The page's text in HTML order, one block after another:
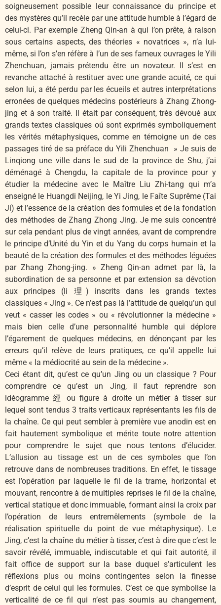
soigneusement possible leur connaissance du principe et
des mystères qu’il recèle par une attitude humble à l’égard de
celui-ci. Par exemple Zheng Qin-an à qui l’on prête, à raison
sous certains aspects, des théories « novatrices », n’a lui-
même, si l’on s’en réfère à l’un de ses fameux ouvrages le Yili
Zhenchuan, jamais prétendu être un novateur. Il s’est en
revanche attaché à restituer avec une grande acuité, ce qui
selon lui, a été perdu par les écueils et autres interprétations
erronées de quelques médecins postérieurs à Zhang Zhong-
jing et à son traité. Il était par conséquent, très dévoué aux
grands textes classiques oú sont exprimés symboliquement
les vérités métaphysiques, comme en témoigne un de ces
passages tiré de sa préface du Yili Zhenchuan » Je suis de
Linqiong une ville dans le sud de la province de Shu, j’ai
déménagé à Chengdu, la capitale de la province pour y
étudier la médecine avec le Maître Liu Zhi-tang qui m’a
enseigné le Huangdi Neijing, le Yi Jing, le Faîte Suprême (Tai
Ji) et l’essence de la création des formules et de la fondation
des méthodes de Zhang Zhong Jing. Je me suis concentré
sur cela pendant plus de vingt années, avant de comprendre
le principe d’Unité du Yin et du Yang du corps humain et la
beauté de la création des formules et des méthodes léguées
par Zhang Zhong-jing. » Zheng Qin-an admet par là, la
subordination de sa personne et par extension sa dévotion
aux principes (li 理) inscrits dans les grands textes
classiques « Jing ». Ce n’est pas là l’attitude de quelqu’un qui
veut « casser les codes » ou « révolutionner la médecine »
mais bien celle d’une personnalité humble qui déplore
l’égarement de quelques médecins, en dénonçant par les
erreurs qu’il relève de leurs pratiques, ce qu’il appelle lui
même « la médiocrité au sein de la médecine ».
Ceci étant dit, qu’est ce qu’un Jing ou un classique ? Pour
comprendre ce qu’est un Jing, il faut reprendre son
idéogramme 經 ou figure à droite un métier à tisser sur
lequel sont tendus 3 traits verticaux représentants les fils de
la chaîne. Ce qui peut sembler à première vue anodin est en
fait hautement symbolique et mérite toute notre attention
pour comprendre le sujet que nous tentons d’élucider.
L’allusion au tissage est un de ces symboles que l’on
retrouve dans de nombreuses traditions. En effet, le tissage
est l’opération par laquelle le fil de la trame, horizontal et
mouvant, rencontre à de multiples reprises le fil de la chaîne,
vertical statique et donc immuable, formant ainsi la croix par
l’opération de leurs entremêlements (symbole de la
réalisation spirituelle du point de vue métaphysique). Le
Jing, c’est la chaîne du métier à tisser, c’est à dire que c’est le
savoir révélé, immuable, indiscutable et qui fait autorité, il
fait office de support sur la base duquel s’articulent les
réflexions plus ou moins contingentes selon la finesse
d’esprit de celui qui les formules. C’est ce que symbolise la
verticalité de ce fil qui n’est pas soumis au changement,